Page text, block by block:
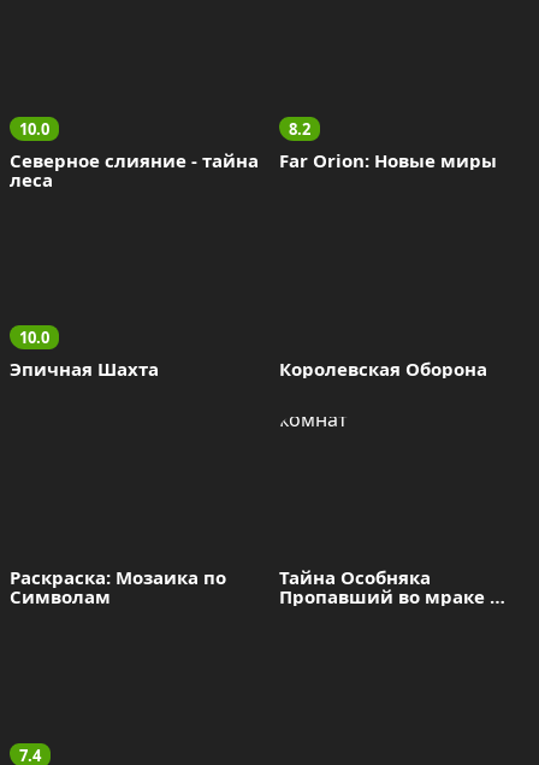
10.0
Северное слияние - тайна
леса
8.2
Far Orion: Новые миры
10.0
Эпичная Шахта Королевская Оборона
Раскраска: Мозаика по
Символам
Тайна Особняка
Пропавший во мраке
7.4